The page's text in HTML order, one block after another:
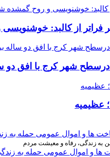
فراتر از کالبد:
شهر کرج با افق دو
عظیمیه
به زندگی، رفاه و معیشت مردم
ها و اموال عمومی حمله به